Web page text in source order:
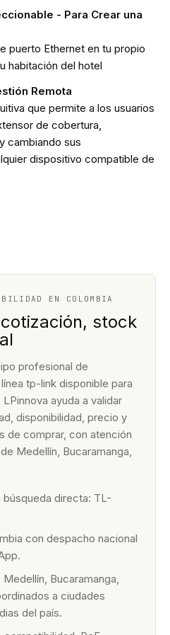
- Para Crear una
puerto Ethernet en tu propio
habitación del hotel
Remota
que permite a los usuarios
de cobertura,
cambiando sus
dispositivo compatible de
EN COLOMBIA
stock
profesional de
tp-link disponible para
ayuda a validar
disponibilidad, precio y
de comprar, con atención
Medellín, Bucaramanga,
búsqueda directa: TL-
con despacho nacional
Bucaramanga,
a ciudades
del país.